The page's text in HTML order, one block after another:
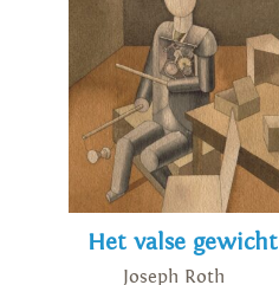
Het valse gewicht
Joseph Roth